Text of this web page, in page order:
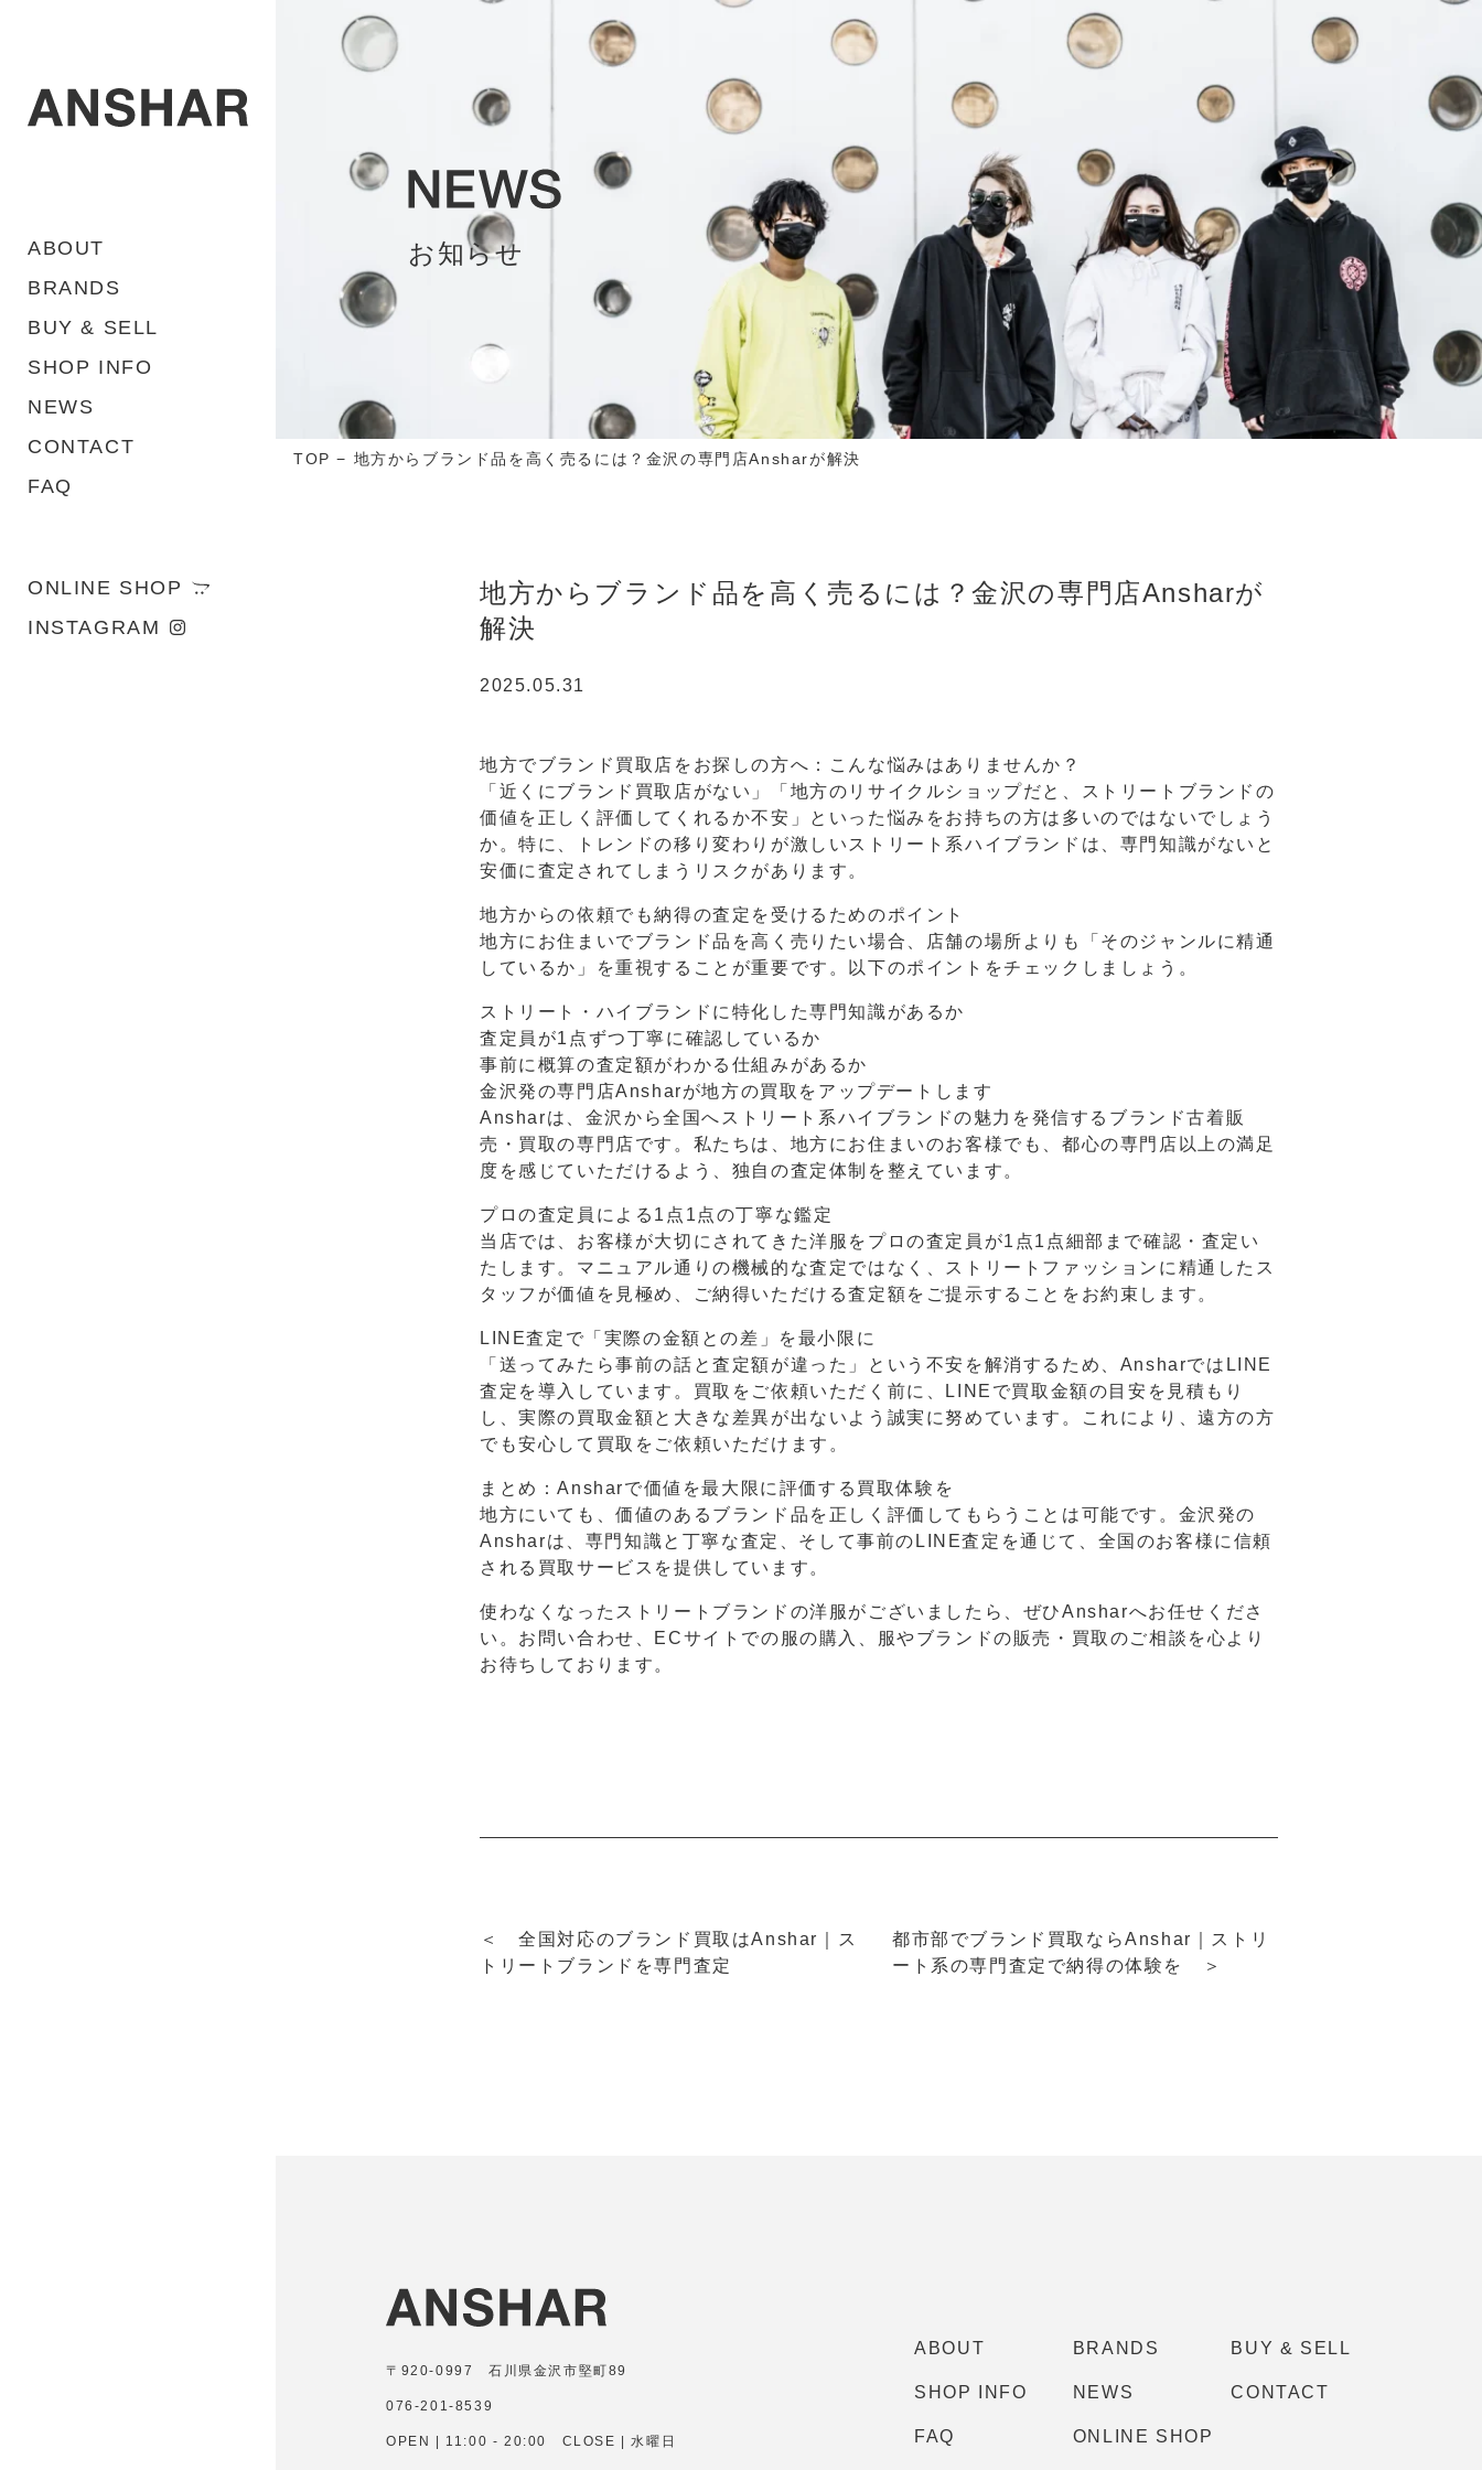
ABOUT
BRANDS
BUY & SELL
SHOP INFO
NEWS
CONTACT
FAQ
ONLINE SHOP
INSTAGRAM
お知らせ
TOP − 地方からブランド品を高く売るには？金沢の専門店Ansharが解決
地方からブランド品を高く売るには？金沢の専門店Ansharが
解決
2025.05.31
地方でブランド買取店をお探しの方へ：こんな悩みはありませんか？
「近くにブランド買取店がない」「地方のリサイクルショップだと、ストリートブランドの
価値を正しく評価してくれるか不安」といった悩みをお持ちの方は多いのではないでしょう
か。特に、トレンドの移り変わりが激しいストリート系ハイブランドは、専門知識がないと
安価に査定されてしまうリスクがあります。
地方からの依頼でも納得の査定を受けるためのポイント
地方にお住まいでブランド品を高く売りたい場合、店舗の場所よりも「そのジャンルに精通
しているか」を重視することが重要です。以下のポイントをチェックしましょう。
ストリート・ハイブランドに特化した専門知識があるか
査定員が1点ずつ丁寧に確認しているか
事前に概算の査定額がわかる仕組みがあるか
金沢発の専門店Ansharが地方の買取をアップデートします
Ansharは、金沢から全国へストリート系ハイブランドの魅力を発信するブランド古着販
売・買取の専門店です。私たちは、地方にお住まいのお客様でも、都心の専門店以上の満足
度を感じていただけるよう、独自の査定体制を整えています。
プロの査定員による1点1点の丁寧な鑑定
当店では、お客様が大切にされてきた洋服をプロの査定員が1点1点細部まで確認・査定い
たします。マニュアル通りの機械的な査定ではなく、ストリートファッションに精通したス
タッフが価値を見極め、ご納得いただける査定額をご提示することをお約束します。
LINE査定で「実際の金額との差」を最小限に
「送ってみたら事前の話と査定額が違った」という不安を解消するため、AnsharではLINE
査定を導入しています。買取をご依頼いただく前に、LINEで買取金額の目安を見積もり
し、実際の買取金額と大きな差異が出ないよう誠実に努めています。これにより、遠方の方
でも安心して買取をご依頼いただけます。
まとめ：Ansharで価値を最大限に評価する買取体験を
地方にいても、価値のあるブランド品を正しく評価してもらうことは可能です。金沢発の
Ansharは、専門知識と丁寧な査定、そして事前のLINE査定を通じて、全国のお客様に信頼
される買取サービスを提供しています。
使わなくなったストリートブランドの洋服がございましたら、ぜひAnsharへお任せくださ
い。お問い合わせ、ECサイトでの服の購入、服やブランドの販売・買取のご相談を心より
お待ちしております。
＜ 全国対応のブランド買取はAnshar｜ス
トリートブランドを専門査定
都市部でブランド買取ならAnshar｜ストリ
ート系の専門査定で納得の体験を ＞
〒920-0997 石川県金沢市堅町89
076-201-8539
OPEN | 11:00 - 20:00 CLOSE | 水曜日
ABOUT BRANDS BUY & SELL
SHOP INFO NEWS CONTACT
FAQ ONLINE SHOP